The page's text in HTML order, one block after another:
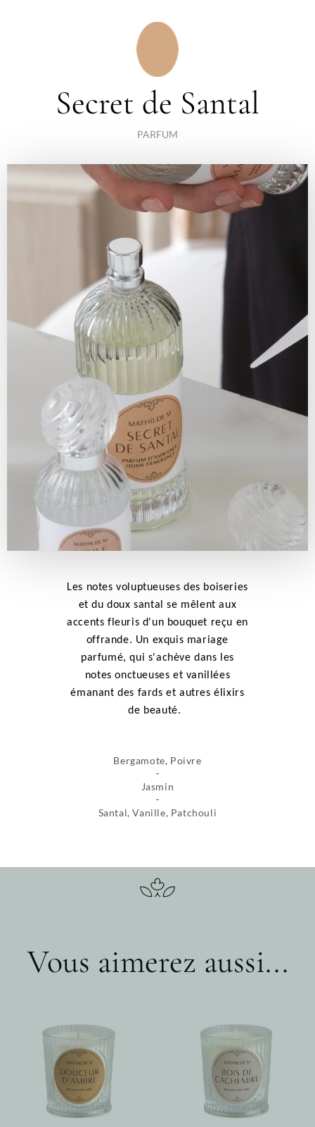
Secret de Santal
PARFUM
Les notes voluptueuses des boiseries
et du doux santal se mêlent aux
accents fleuris d'un bouquet reçu en
offrande. Un exquis mariage
parfumé, qui s'achève dans les
notes onctueuses et vanillées
émanant des fards et autres élixirs
de beauté.
Bergamote, Poivre
Jasmin
Santal, Vanille, Patchouli
Vous aimerez aussi...